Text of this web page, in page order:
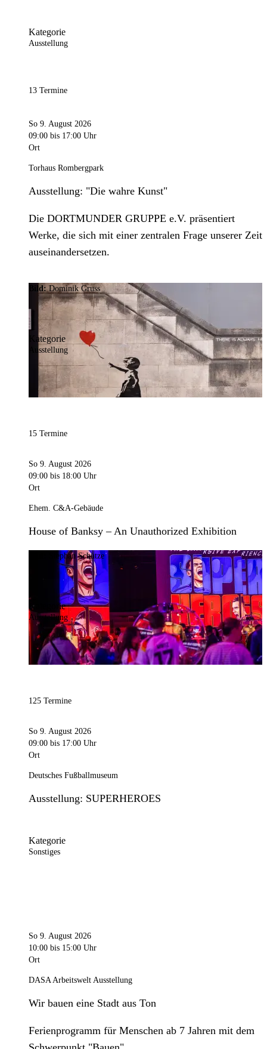
Kategorie
Ausstellung
13 Termine
So 9. August 2026
09:00 bis 17:00 Uhr
Ort
Torhaus Rombergpark
Ausstellung: "Die wahre Kunst"
Die DORTMUNDER GRUPPE e.V. präsentiert
Werke, die sich mit einer zentralen Frage unserer Zeit
auseinandersetzen.
Bild:Dominik Gruss
Kategorie
Ausstellung
15 Termine
So 9. August 2026
09:00 bis 18:00 Uhr
Ort
Ehem. C&A-Gebäude
House of Banksy – An Unauthorized Exhibition
Stephan Schütze
Kategorie
Ausstellung
125 Termine
So 9. August 2026
09:00 bis 17:00 Uhr
Ort
Deutsches Fußballmuseum
Ausstellung: SUPERHEROES
Kategorie
Sonstiges
So 9. August 2026
10:00 bis 15:00 Uhr
Ort
DASA Arbeitswelt Ausstellung
Wir bauen eine Stadt aus Ton
Ferienprogramm für Menschen ab 7 Jahren mit dem